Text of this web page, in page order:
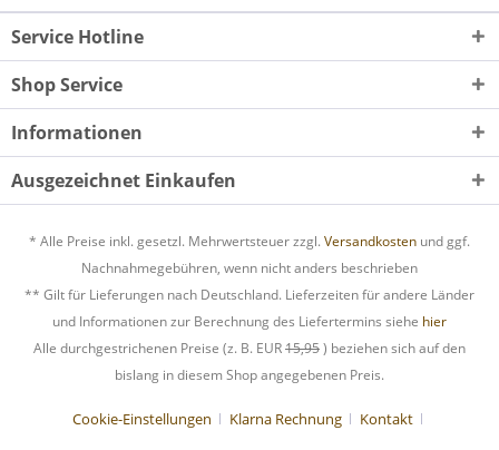
Service Hotline
Shop Service
Informationen
Ausgezeichnet Einkaufen
* Alle Preise inkl. gesetzl. Mehrwertsteuer zzgl. Versandkosten und ggf.
Nachnahmegebühren, wenn nicht anders beschrieben
** Gilt für Lieferungen nach Deutschland. Lieferzeiten für andere Länder
und Informationen zur Berechnung des Liefertermins siehe hier
Alle durchgestrichenen Preise (z. B. EUR15,95) beziehen sich auf den
bislang in diesem Shop angegebenen Preis.
Cookie-Einstellungen Klarna Rechnung
Kontakt